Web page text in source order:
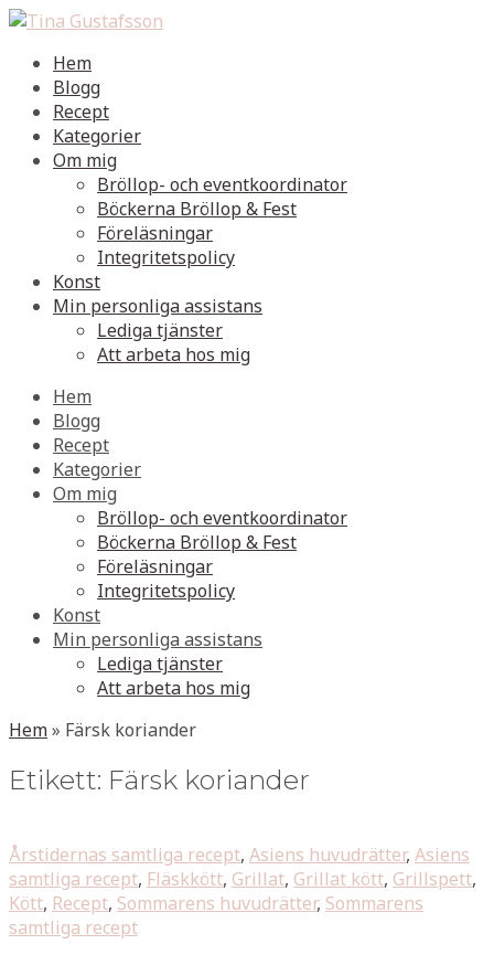
Hem
Blogg
Recept
Kategorier
Om mig
Bröllop- och eventkoordinator
Böckerna Bröllop & Fest
Föreläsningar
Integritetspolicy
Konst
Min personliga assistans
Lediga tjänster
Att arbeta hos mig
Hem
Blogg
Recept
Kategorier
Om mig
Bröllop- och eventkoordinator
Böckerna Bröllop & Fest
Föreläsningar
Integritetspolicy
Konst
Min personliga assistans
Lediga tjänster
Att arbeta hos mig
Hem» Färsk koriander
Etikett: Färsk koriander
Årstidernas samtliga recept, Asiens huvudrätter, Asiens
samtliga recept, Fläskkött, Grillat, Grillat kött, Grillspett,
Kött, Recept, Sommarens huvudrätter, Sommarens
samtliga recept